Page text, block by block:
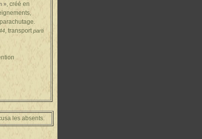
», créé en
.
, transportparti
les absents.